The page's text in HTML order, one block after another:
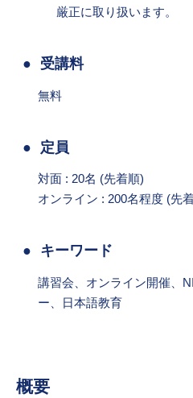
厳正に取り扱います。
受講料
無料
定員
対面 : 20名 (先着順)
オンライン : 200名程度 (先
キーワード
講習会、オンライン開催、
ー、日本語教育
概要